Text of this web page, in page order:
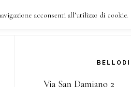
CONTATTACI
Via San Damiano 2
acconsenti all’utilizzo di cookie.